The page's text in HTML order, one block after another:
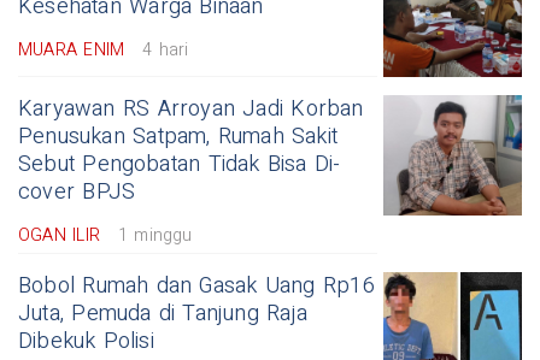
Kesehatan Warga Binaan
MUARA ENIM 4 hari
Karyawan RS Arroyan Jadi Korban
Penusukan Satpam, Rumah Sakit
Sebut Pengobatan Tidak Bisa Di-
cover BPJS
OGAN ILIR 1 minggu
Bobol Rumah dan Gasak Uang Rp16
Juta, Pemuda di Tanjung Raja
Dibekuk Polisi